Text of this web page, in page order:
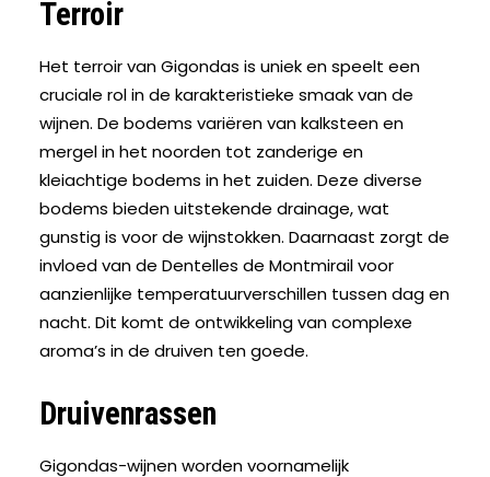
Terroir
Het terroirvan Gigondas is uniek en speelt een
cruciale rol in de karakteristieke smaak van de
wijnen. De bodems variëren van kalksteen en
mergel in het noorden tot zanderige en
kleiachtige bodems in het zuiden. Deze diverse
bodems bieden uitstekende drainage, wat
gunstig is voor de wijnstokken. Daarnaast zorgt de
invloed van de Dentelles de Montmirail voor
aanzienlijke temperatuurverschillen tussen dag en
nacht. Dit komt de ontwikkeling van complexe
aroma’s in de druiven ten goede.
Druivenrassen
Gigondas-wijnen worden voornamelijk